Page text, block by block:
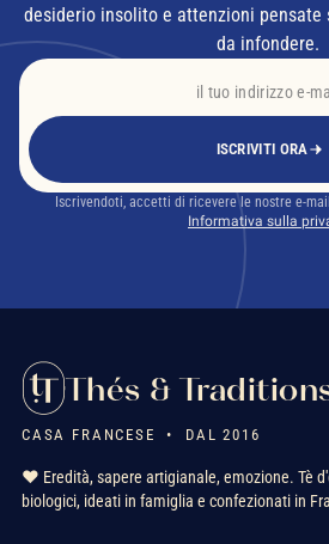
desiderio insolito e attenzioni pensate
da infondere.
ISCRIVITI ORA
Iscrivendoti, accetti di ricevere le nostre e-
Informativa sulla
Thés &
CASA FRANCESE • DAL 2016
❤️ Eredità, sapere artigianale, emozione. Tè
biologici, ideati in famiglia e confezionati in